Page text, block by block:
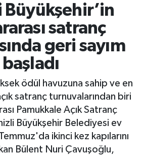
Büyükşehir’in
satranç
geri sayım
başladı
ödül havuzuna sahip ve en
satranç turnuvalarından biri
Pamukkale Açık Satranç
Büyükşehir Belediyesi ev
ikinci kez kapılarını
Bülent Nuri Çavuşoğlu,